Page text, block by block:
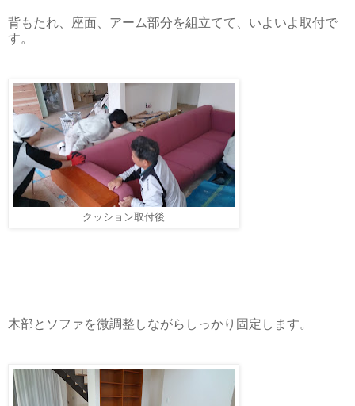
背もたれ、座面、アーム部分を組立てて、いよいよ取付で
す。
クッション取付後
木部とソファを微調整しながらしっかり固定します。